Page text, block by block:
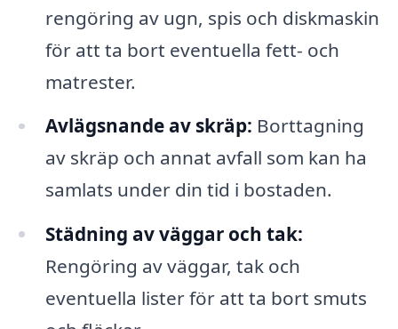
rengöring av ugn, spis och diskmaskin
för att ta bort eventuella fett- och
matrester.
Avlägsnande av skräp: Borttagning
av skräp och annat avfall som kan ha
samlats under din tid i bostaden.
Städning av väggar och tak:
Rengöring av väggar, tak och
eventuella lister för att ta bort smuts